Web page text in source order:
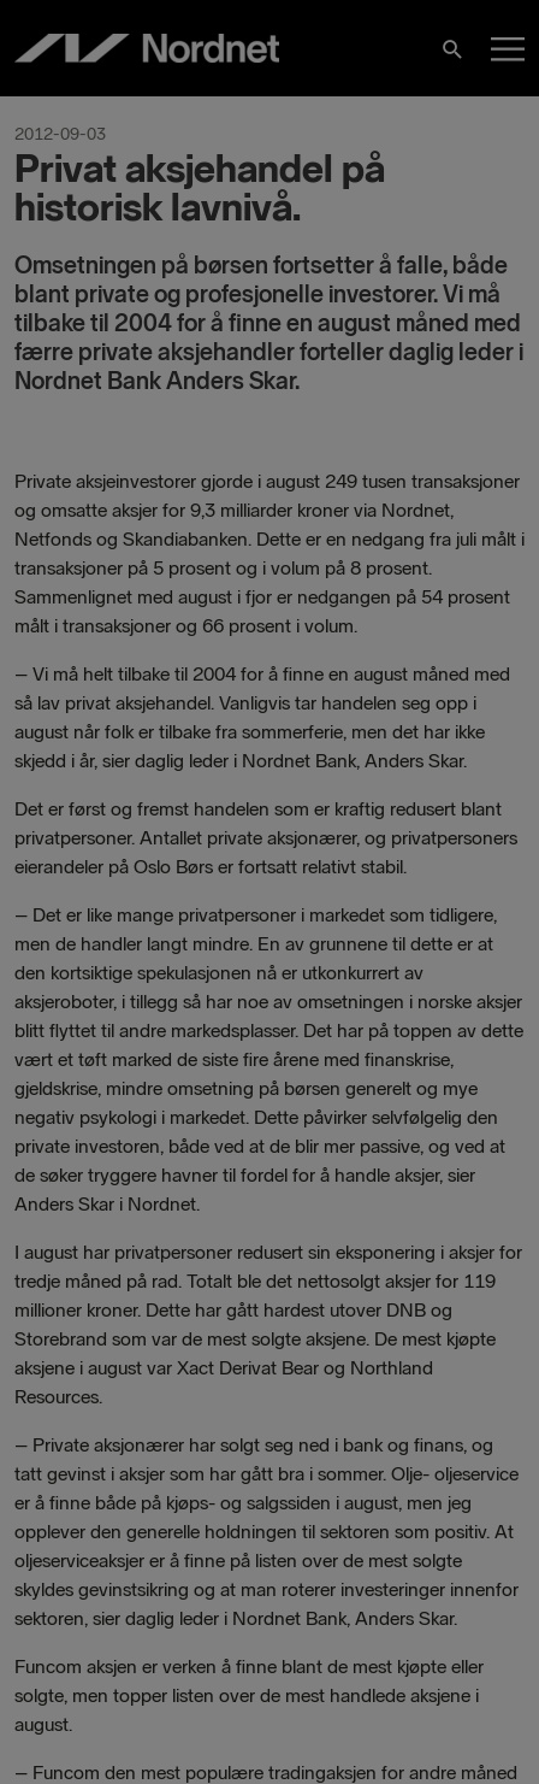
innehåll
Sök
2012-09-03
Privat aksjehandel på
historisk lavnivå.
Omsetningen på børsen fortsetter å falle, både
blant private og profesjonelle investorer. Vi må
tilbake til 2004 for å finne en august måned med
færre private aksjehandler forteller daglig leder i
Nordnet Bank Anders Skar.
Private aksjeinvestorer gjorde i august 249 tusen transaksjoner
og omsatte aksjer for 9,3 milliarder kroner via Nordnet,
Netfonds og Skandiabanken. Dette er en nedgang fra juli målt i
transaksjoner på 5 prosent og i volum på 8 prosent.
Sammenlignet med august i fjor er nedgangen på 54 prosent
målt i transaksjoner og 66 prosent i volum.
– Vi må helt tilbake til 2004 for å finne en august måned med
så lav privat aksjehandel. Vanligvis tar handelen seg opp i
august når folk er tilbake fra sommerferie, men det har ikke
skjedd i år, sier daglig leder i Nordnet Bank, Anders Skar.
Det er først og fremst handelen som er kraftig redusert blant
privatpersoner. Antallet private aksjonærer, og privatpersoners
eierandeler på Oslo Børs er fortsatt relativt stabil.
– Det er like mange privatpersoner i markedet som tidligere,
men de handler langt mindre. En av grunnene til dette er at
den kortsiktige spekulasjonen nå er utkonkurrert av
aksjeroboter, i tillegg så har noe av omsetningen i norske aksjer
blitt flyttet til andre markedsplasser. Det har på toppen av dette
vært et tøft marked de siste fire årene med finanskrise,
gjeldskrise, mindre omsetning på børsen generelt og mye
negativ psykologi i markedet. Dette påvirker selvfølgelig den
private investoren, både ved at de blir mer passive, og ved at
de søker tryggere havner til fordel for å handle aksjer, sier
Anders Skar i Nordnet.
I august har privatpersoner redusert sin eksponering i aksjer for
tredje måned på rad. Totalt ble det nettosolgt aksjer for 119
millioner kroner. Dette har gått hardest utover DNB og
Storebrand som var de mest solgte aksjene. De mest kjøpte
aksjene i august var Xact Derivat Bear og Northland
Resources.
– Private aksjonærer har solgt seg ned i bank og finans, og
tatt gevinst i aksjer som har gått bra i sommer. Olje- oljeservice
er å finne både på kjøps- og salgssiden i august, men jeg
opplever den generelle holdningen til sektoren som positiv. At
oljeserviceaksjer er å finne på listen over de mest solgte
skyldes gevinstsikring og at man roterer investeringer innenfor
sektoren, sier daglig leder i Nordnet Bank, Anders Skar.
Funcom aksjen er verken å finne blant de mest kjøpte eller
solgte, men topper listen over de mest handlede aksjene i
august.
– Funcom den mest populære tradingaksjen for andre måned